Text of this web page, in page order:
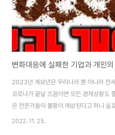
2023년 계묘년은 우리나라 뿐 아니라 전
코로나가 끝날 즈음이면 모든 경제상황도
은 전문가들이 불황이 예상된다고 하니 실
겁니다. 실제로 코로나 상황 속에서도 잘
2022. 11. 25.